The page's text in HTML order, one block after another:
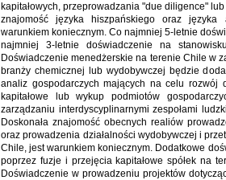
kapitałowych, przeprowadzania "due diligence"
znajomość języka hiszpańskiego oraz
warunkiem koniecznym. Co najmniej 5-letnie
najmniej 3-letnie doświadczenie na
Doświadczenie menedżerskie na terenie Chile w
branży chemicznej lub wydobywczej będzie
analiz gospodarczych mających na celu rozwój
kapitałowe lub wykup podmiotów
zarządzaniu interdyscyplinarnymi zespołami
Doskonała znajomość obecnych realiów
oraz prowadzenia działalności wydobywczej i
Chile, jest warunkiem koniecznym. Dodatkowe
poprzez fuzje i przejęcia kapitałowe spółek na
Doświadczenie w prowadzeniu projektów